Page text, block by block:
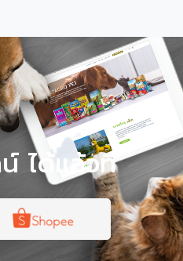
ที่ยวไหม? พาแมวไปเที่ยว
ให้คุ้นกับกระเป๋าเดินทางก่อน
ถยนต์ ต้องดูแลแมวยังไง?
ไหม? ถึงที่พักแล้วควรทำ
มวไปเที่ยว vs ฝากเลี้ยง แบบ
งทริป สำคัญกว่าที่คิด ข้อควร
พาแมว […]
ได้แล้วที่